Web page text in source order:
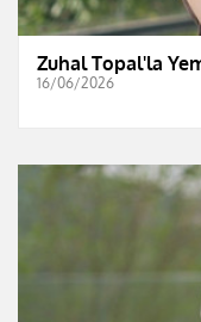
Zuhal Topal'la
16/06/2026